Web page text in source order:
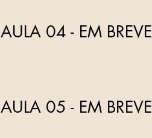
AULA 04 - EM BREVE
AULA 05 - EM BREVE